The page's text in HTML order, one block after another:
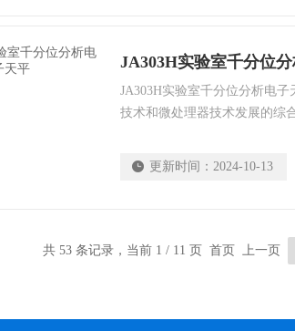
JA303H实验室千分位
JA303H实验室千分位分析电
技术和微处理器技术发展的综
量分析工作中*的重要仪器，
更新时间： 2024-10-13
共 53 条记录，当前 1 / 11 页 首页 上一页